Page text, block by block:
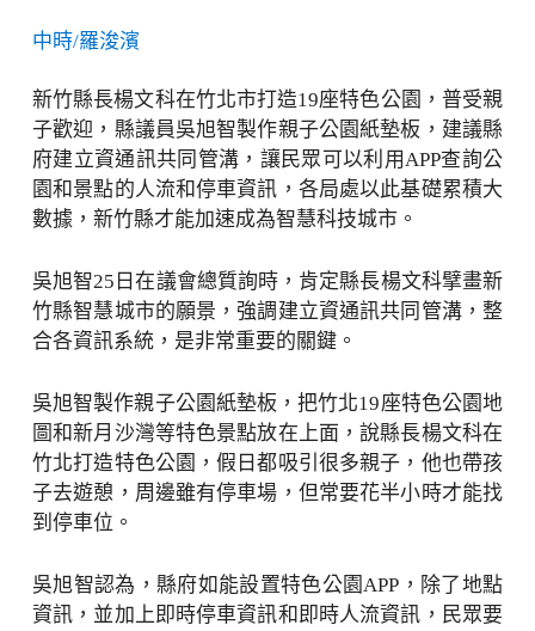
中時/羅浚濱
新竹縣長楊文科在竹北市打造19座特色公園，普受親
子歡迎，縣議員吳旭智製作親子公園紙墊板，建議縣
府建立資通訊共同管溝，讓民眾可以利用APP查詢公
園和景點的人流和停車資訊，各局處以此基礎累積大
數據，新竹縣才能加速成為智慧科技城市。
吳旭智25日在議會總質詢時，肯定縣長楊文科擘畫新
竹縣智慧城市的願景，強調建立資通訊共同管溝，整
合各資訊系統，是非常重要的關鍵。
吳旭智製作親子公園紙墊板，把竹北19座特色公園地
圖和新月沙灣等特色景點放在上面，說縣長楊文科在
竹北打造特色公園，假日都吸引很多親子，他也帶孩
子去遊憩，周邊雖有停車場，但常要花半小時才能找
到停車位。
吳旭智認為，縣府如能設置特色公園APP，除了地點
資訊，並加上即時停車資訊和即時人流資訊，民眾要